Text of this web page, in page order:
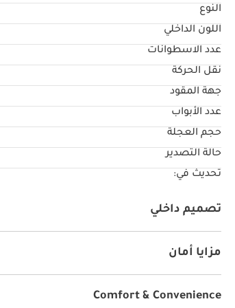
النوع
اللون الداخلي
عدد الاسطوانات
نقل الحركة
جهة المقود
عدد الأبواب
حجم العجلة
حالة التصدير
تحديث في:
تصميم داخلي
مزايا أمان
Comfort & Convenience